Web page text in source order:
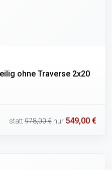
ohne Traverse 2x20
statt978,00 € nur 549,00 €